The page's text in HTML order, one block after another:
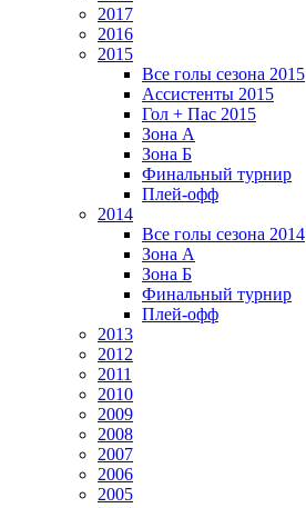
2017
2016
2015
Все голы сезона 2015
Ассистенты 2015
Гол + Пас 2015
Зона А
Зона Б
Финальный турнир
Плей-офф
2014
Все голы сезона 2014
Зона А
Зона Б
Финальный турнир
Плей-офф
2013
2012
2011
2010
2009
2008
2007
2006
2005